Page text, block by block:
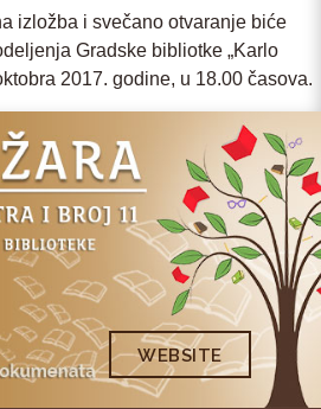
izložba i svečano otvaranje biće
Gradske bibliotke „Karlo
2017. godine, u 18.00 časova.
WEBSITE